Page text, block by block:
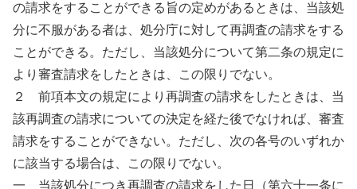
の請求をすることができる旨の定めがあるときは、当該処
分に不服がある者は、処分庁に対して再調査の請求をする
ことができる。ただし、当該処分について第二条の規定に
より審査請求をしたときは、この限りでない。
２ 前項本文の規定により再調査の請求をしたときは、当
該再調査の請求についての決定を経た後でなければ、審査
請求をすることができない。ただし、次の各号のいずれか
に該当する場合は、この限りでない。
一 当該処分につき再調査の請求をした日（第六十一条に